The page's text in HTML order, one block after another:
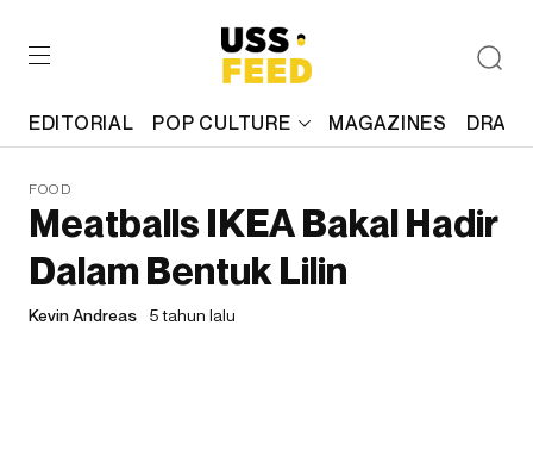
EDITORIAL POP CULTURE MAGAZINES
FOOD
Meatballs IKEA Bakal Hadir
Dalam Bentuk Lilin
Kevin Andreas 5 tahun lalu